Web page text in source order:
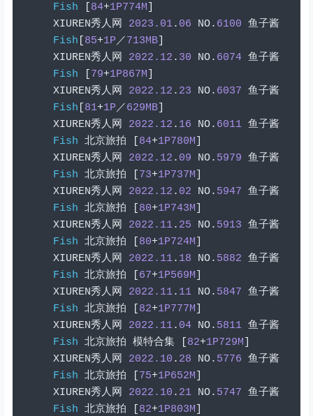
Fish
84+1P774M
XIUREN秀人网 2023.01. 06 NO. 6100 鱼子酱
Fish
85+1P／713MB]
XIUREN秀人网 2022.12 . 30 NO. 6074 鱼子酱
Fish
79+1P867M
XIUREN秀人网 2022.12 . 23 NO. 6037 鱼子酱
Fish
81+1P／629MB]
XIUREN秀人网 2022.12 . 16 NO. 6011 鱼子酱
Fish 北京旅拍 84+1P780M
XIUREN秀人网 2022.12 . 09 NO. 5979 鱼子酱
Fish 北京旅拍 73+1P737M
XIUREN秀人网 2022.12 . 02 NO. 5947 鱼子酱
Fish 北京旅拍 80+1P743M
XIUREN秀人网 2022.11. 25 NO. 5913 鱼子酱
Fish 北京旅拍 80+1P724M
XIUREN秀人网 2022.11. 18 NO. 5882 鱼子酱
Fish 北京旅拍 67+1P569M
XIUREN秀人网 2022.11. 11 NO. 5847 鱼子酱
Fish 北京旅拍 82+1P777M
XIUREN秀人网 2022.11. 04 NO. 5811 鱼子酱
Fish 北京旅拍 模特合集 82+1P729M
XIUREN秀人网 2022.10 . 28 NO. 5776 鱼子酱
Fish 北京旅拍 75+1P652M
XIUREN秀人网 2022.10 . 21 NO. 5747 鱼子酱
Fish 北京旅拍 82+1P803M